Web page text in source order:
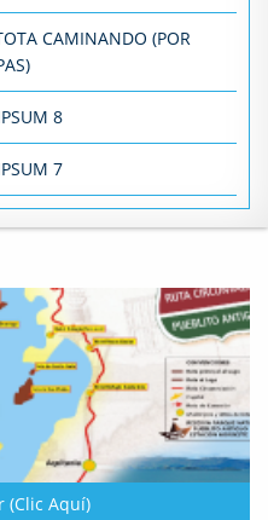
CAMINANDO (POR
8
7
(Clic Aquí)